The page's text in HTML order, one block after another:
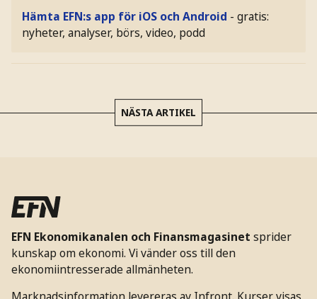
Hämta EFN:s app för iOS och Android - gratis:
nyheter, analyser, börs, video, podd
NÄSTA ARTIKEL
EFN Ekonomikanalen och Finansmagasinet sprider
kunskap om ekonomi. Vi vänder oss till den
ekonomiintresserade allmänheten.